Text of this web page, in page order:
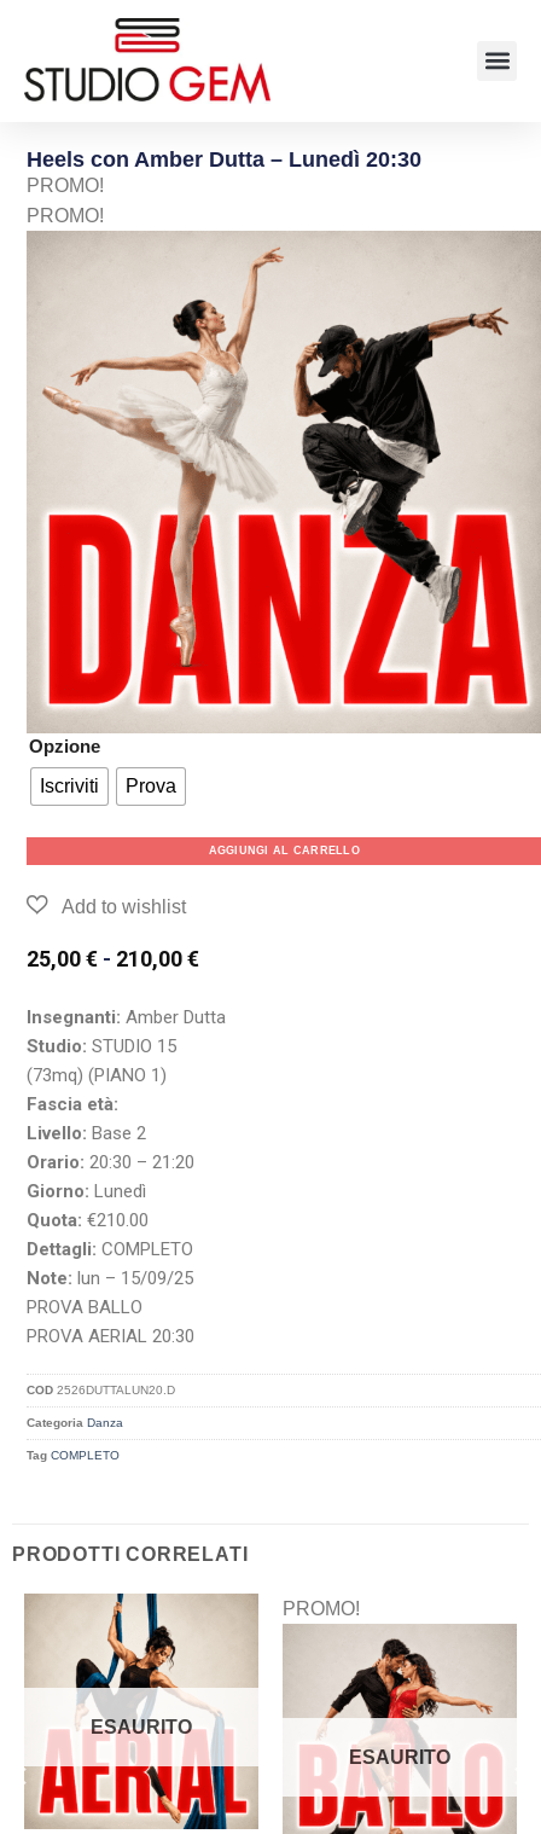
Heels con Amber Dutta – Lunedì 20:30
PROMO!
PROMO!
Opzione
Iscriviti
Prova
AGGIUNGI AL CARRELLO
25,00€ - 210,00€
Insegnanti: Amber Dutta
Studio: STUDIO 15
(73mq) (PIANO 1)
Fascia età:
Livello: Base 2
Orario: 20:30 – 21:20
Giorno: Lunedì
Quota: €210.00
Dettagli: COMPLETO
Note: lun – 15/09/25
PROVA BALLO
PROVA AERIAL 20:30
COD2526DUTTALUN20.D
Categoria Danza
Tag COMPLETO
PRODOTTI CORRELATI
ESAURITO
PROMO!
ESAURITO